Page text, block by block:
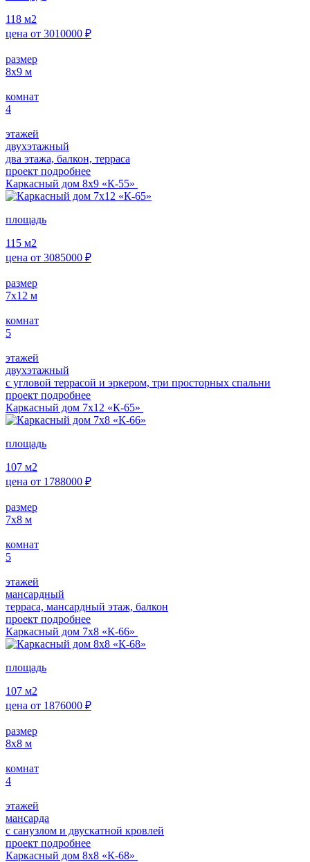
118 м2
цена от 3010000 ₽
размер
8х9 м
комнат
4
этажей
двухэтажный
два этажа, балкон, терраса
проект подробнее
Каркасный дом 8х9 «К-55»
площадь
115 м2
цена от 3085000 ₽
размер
7х12 м
комнат
5
этажей
двухэтажный
с угловой террасой и эркером, три просторных спальни
проект подробнее
Каркасный дом 7х12 «К-65»
площадь
107 м2
цена от 1788000 ₽
размер
7х8 м
комнат
5
этажей
мансардный
терраса, мансардный этаж, балкон
проект подробнее
Каркасный дом 7х8 «К-66»
площадь
107 м2
цена от 1876000 ₽
размер
8х8 м
комнат
4
этажей
мансарда
с санузлом и двускатной кровлей
проект подробнее
Каркасный дом 8х8 «К-68»